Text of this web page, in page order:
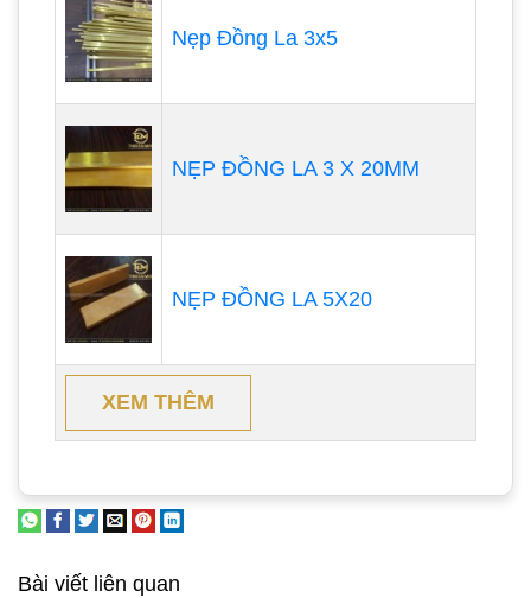
Nẹp Đồng La 3x5
NẸP ĐỒNG LA 3 X 20MM
NẸP ĐỒNG LA 5X20
XEM THÊM
Bài viết liên quan